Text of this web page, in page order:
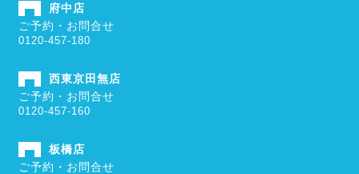
府中店
ご予約・お問合せ
0120-457-180
西東京田無店
ご予約・お問合せ
0120-457-160
板橋店
ご予約・お問合せ